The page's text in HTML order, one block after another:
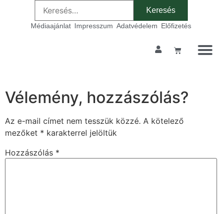
Médiaajánlat Impresszum Adatvédelem Előfizetés
Vélemény, hozzászólás?
Az e-mail címet nem tesszük közzé. A kötelező
mezőket * karakterrel jelöltük
Hozzászólás *